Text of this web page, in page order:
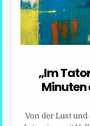
„Im
Minuten
Von der Lust